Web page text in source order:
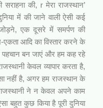
की, r मेरा राजस्थान’
में की जाने वाली ऐसी कई
जोड़ने, एक दूसरे में समर्पण की
एकता आदि का विस्तार करने के
पहचान बन जाएं और हम कह रहे
केवल व्यापार करता है,
नहीं है, अगर हम राजस्थान के
ने न केवल अपने काम
बहुत कुछ किया है पूरी दुनिया